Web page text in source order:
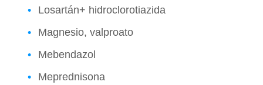
Losartán+ hidroclorotiazida
Magnesio, valproato
Mebendazol
Meprednisona